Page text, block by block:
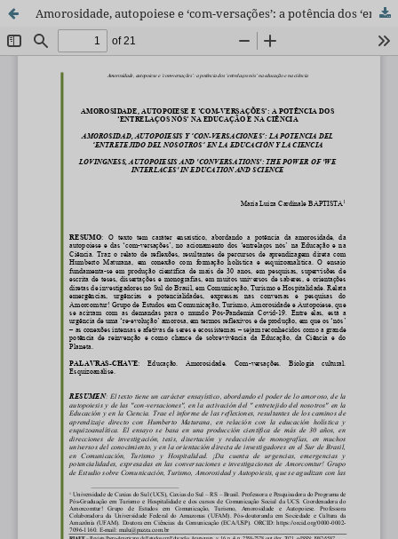
Amorosidade, autopoiese e ‘com-versações’: a potência dos ‘entrelaços nós’ na educação e na ciência